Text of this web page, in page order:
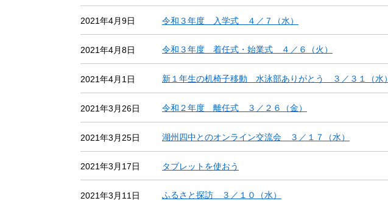
2021年4月9日 令和３年度 入学式 ４／７（水）
2021年4月8日 令和３年度 着任式・始業式 ４／６（火）
2021年4月1日 新１年生の机椅子移動 水泳部ありがとう ３／３１（水）
2021年3月26日 令和２年度 離任式 ３／２６（金）
2021年3月25日 湖州四中とのオンライン交流会 ３／１７（水）
2021年3月17日 タブレットを使おう
2021年3月11日 ふるさと探訪 ３／１０（水）